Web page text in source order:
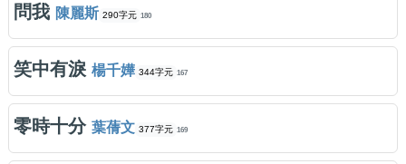
問我 陳麗斯 290字元 180
笑中有淚 楊千嬅 344字元 167
零時十分 葉蒨文 377字元 169